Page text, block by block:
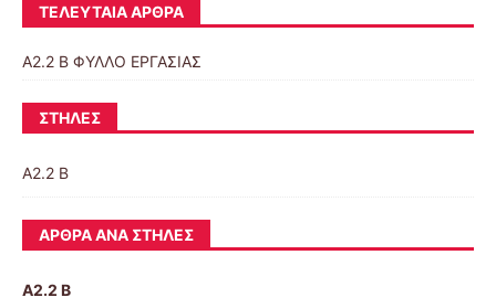
ΤΕΛΕΥΤΑΊΑ ΆΡΘΡΑ
Α2.2 Β ΦΥΛΛΟ ΕΡΓΑΣΙΑΣ
ΣΤΉΛΕΣ
Α2.2 Β
ΆΡΘΡΑ ΑΝΆ ΣΤΉΛΕΣ
Α2.2 Β